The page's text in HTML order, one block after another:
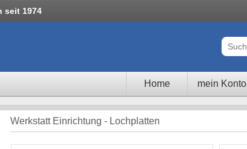
seit 1974
Home mein Konto
Werkstatt Einrichtung - Lochplatten